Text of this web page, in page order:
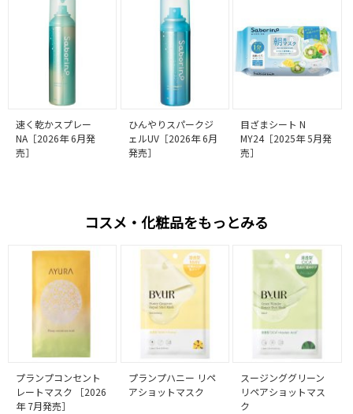
速く乾かスプレー
NA［2026年 6月発
売］
ひんやりスパークジ
ェルUV［2026年 6月
発売］
目ざまシート N
MY24［2025年 5月発
売］
コスメ・化粧品をもっとみる
プランプコンセント
レートマスク ［2026
年 7月発売］
プランプハニー リペ
アショットマスク
スージンググリーン
リペアショットマス
ク